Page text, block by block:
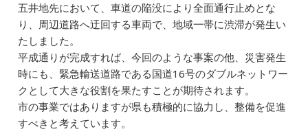
五井地先において、車道の陥没により全面通行止めとな
り、周辺道路へ迂回する車両で、地域一帯に渋滞が発生い
たしました。
平成通りが完成すれば、今回のような事案の他、災害発生
時にも、緊急輸送道路である国道16号のダブルネットワー
クとして大きな役割を果たすことが期待されます。
市の事業ではありますが県も積極的に協力し、整備を促進
すべきと考えています。